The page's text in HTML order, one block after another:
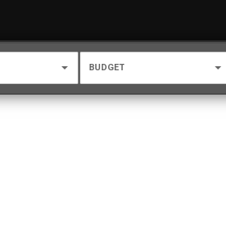
BUDGET